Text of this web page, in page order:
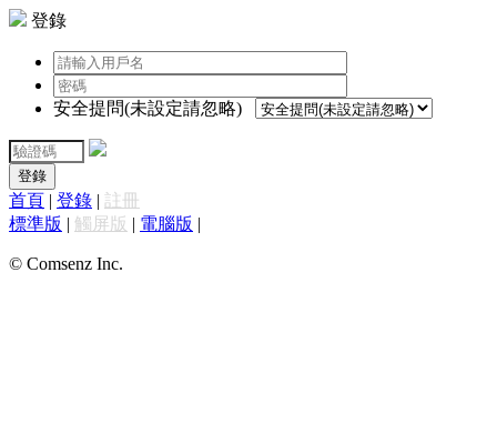
登錄
安全提問(未設定請忽略)
登錄
首頁 | 登錄 | 註冊
標準版 | 觸屏版 | 電腦版 |
© Comsenz Inc.